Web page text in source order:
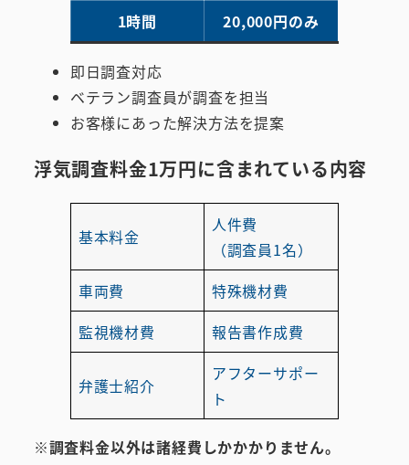
1時間 20,000円のみ
即日調査対応
ベテラン調査員が調査を担当
お客様にあった解決方法を提案
浮気調査料金1万円に含まれている内容
基本料金
人件費
（調査員1名）
車両費
特殊機材費
監視機材費
報告書作成費
弁護士紹介
アフターサポー
ト
※調査料金以外は諸経費しかかかりません。